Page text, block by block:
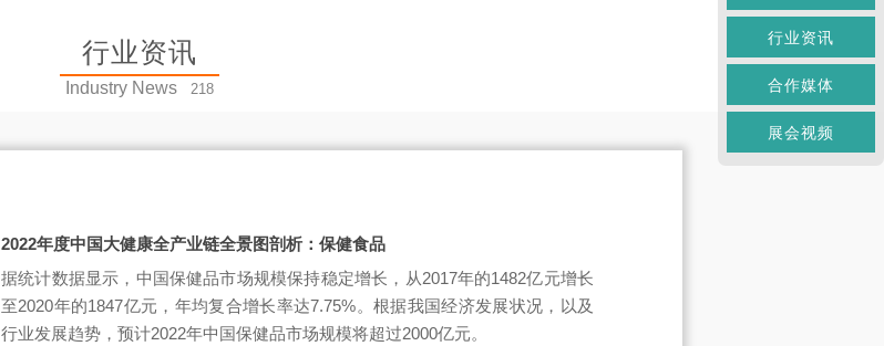
行业资讯
Industry News 218
2022年度中国大健康全产业链全景图剖析：保健食品
据统计数据显示，中国保健品市场规模保持稳定增长，从2017年的1482亿元增长
至2020年的1847亿元，年均复合增长率达7.75%。根据我国经济发展状况，以及
行业发展趋势，预计2022年中国保健品市场规模将超过2000亿元。
行业资讯
合作媒体
展会视频